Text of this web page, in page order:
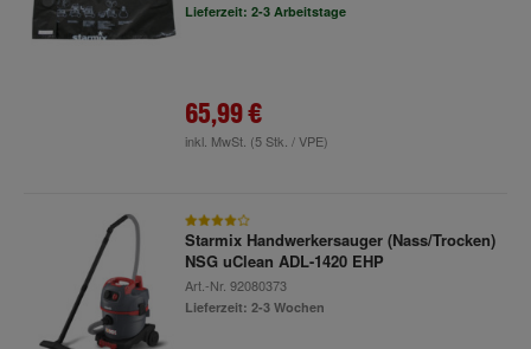
Lieferzeit: 2-3 Arbeitstage
65,99 €
inkl. MwSt. (5 Stk. / VPE)
Starmix Handwerkersauger (Nass/Trocken)
NSG uClean ADL-1420 EHP
Art.-Nr. 92080373
Lieferzeit: 2-3 Wochen